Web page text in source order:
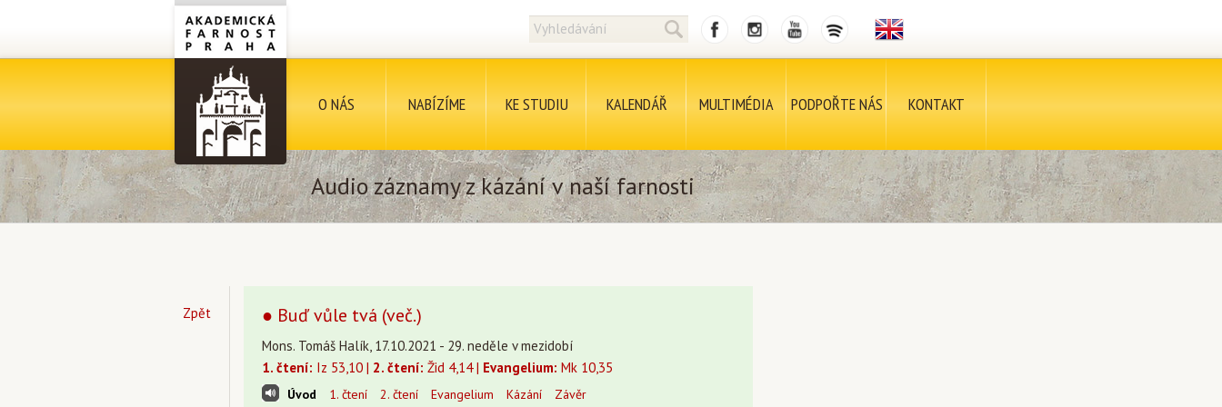
O NÁS NABÍZÍME KE STUDIU KALENDÁŘ MULTIMÉDIA PODPOŘTE NÁS KONTAKT
Audio záznamy z kázání v naší farnosti
Zpět ● Buď vůle tvá (več.)
Mons. Tomáš Halík, 17.10.2021 - 29. neděle v mezidobí
1. čtení: Iz 53,10 | 2. čtení: Žid 4,14 | Evangelium: Mk 10,35
Úvod 1. čtení 2. čtení Evangelium Kázání Závěr